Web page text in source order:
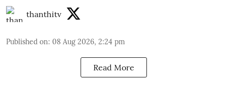
thanthitv
Published on: 08 Aug 2026, 2:24 pm
Read More